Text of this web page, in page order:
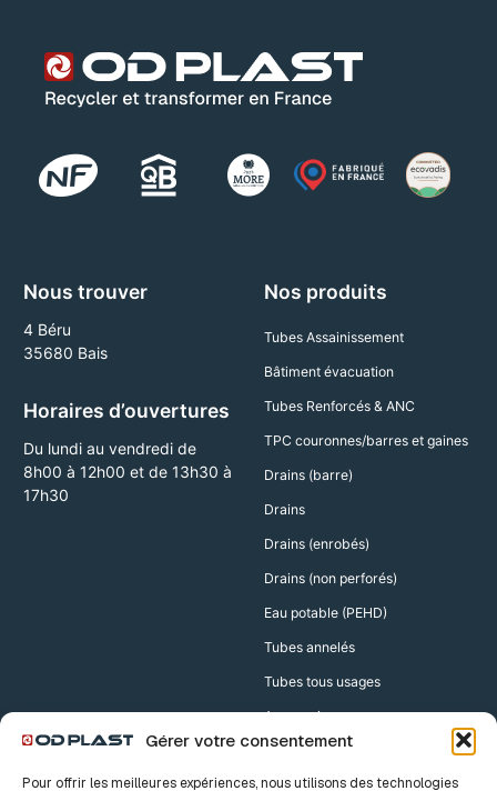
Gérer votre consentement
Pour offrir les meilleures expériences, nous utilisons des technologies
Nous trouver
4 Béru
35680 Bais
Horaires d’ouvertures
Du lundi au vendredi de
8h00 à 12h00 et de 13h30 à
17h30
Nos produits
Tubes Assainissement
Bâtiment évacuation
Tubes Renforcés & ANC
TPC couronnes/barres et gaines
Drains (barre)
Drains
Drains (enrobés)
Drains (non perforés)
Eau potable (PEHD)
Tubes annelés
Tubes tous usages
Accessoires
Accessoires Drains
Accessoires TPC